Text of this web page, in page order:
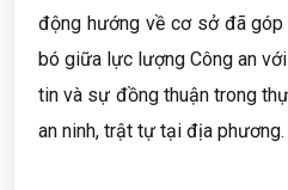
động hướng về cơ sở đã
bó giữa lực lượng Công an
tin và sự đồng thuận trong
an ninh, trật tự tại địa phương.